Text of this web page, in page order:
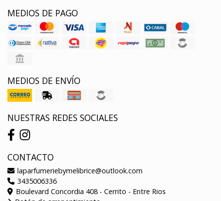
MEDIOS DE PAGO
MEDIOS DE ENVÍO
NUESTRAS REDES SOCIALES
CONTACTO
laparfumeriebymelibrice@outlook.com
3435006336
Boulevard Concordia 408 - Cerrito - Entre Rios